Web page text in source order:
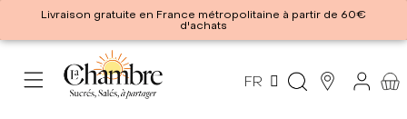
Livraison gratuite en France métropolitaine à partir de 60€
d'achats
FR